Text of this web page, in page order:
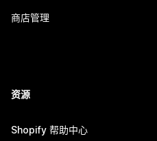
商店管理
资源
Shopify 帮助中心